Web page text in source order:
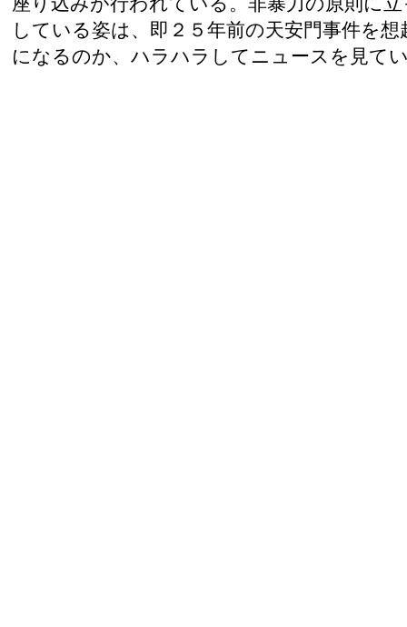
している姿は、即２５年前の天安門事件を
になるのか、ハラハラしてニュースを見て